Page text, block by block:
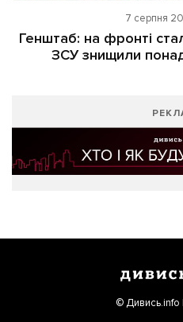
7 серпня
Генштаб: на фронті
ЗСУ знищили
© Дивись.info